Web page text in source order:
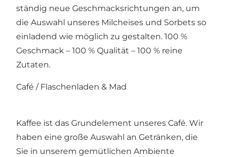
ständig neue Geschmacksrichtungen an, um
die Auswahl unseres Milcheises und Sorbets so
einladend wie möglich zu gestalten. 100 %
Geschmack – 100 % Qualität – 100 % reine
Zutaten.
Café / Flaschenladen & Mad
Kaffee ist das Grundelement unseres Café. Wir
haben eine große Auswahl an Getränken, die
Sie in unserem gemütlichen Ambiente